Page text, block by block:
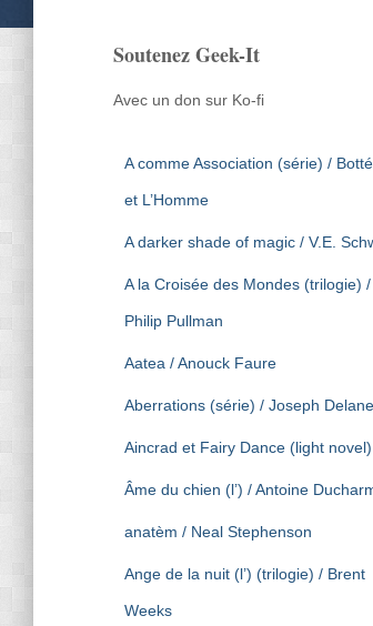
Soutenez Geek-It
Avec un don sur Ko-fi
A comme Association (série) /
et L’Homme
A darker shade of magic / V.E.
A la Croisée des Mondes (trilogie) /
Philip Pullman
Aatea / Anouck Faure
Aberrations (série) / Joseph
Aincrad et Fairy Dance (light novel)
Âme du chien (l’) / Antoine
anatèm / Neal Stephenson
Ange de la nuit (l’) (trilogie) / Brent
Weeks